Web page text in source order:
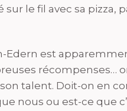
le fil avec sa pizza,
Edern est
récompenses…
talent. Doit-on en
nous ou est-ce que